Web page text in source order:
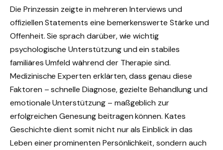
Die Prinzessin zeigte in mehreren Interviews und
offiziellen Statements eine bemerkenswerte Stärke und
Offenheit. Sie sprach darüber, wie wichtig
psychologische Unterstützung und ein stabiles
familiäres Umfeld während der Therapie sind.
Medizinische Experten erklärten, dass genau diese
Faktoren – schnelle Diagnose, gezielte Behandlung und
emotionale Unterstützung – maßgeblich zur
erfolgreichen Genesung beitragen können. Kates
Geschichte dient somit nicht nur als Einblick in das
Leben einer prominenten Persönlichkeit, sondern auch